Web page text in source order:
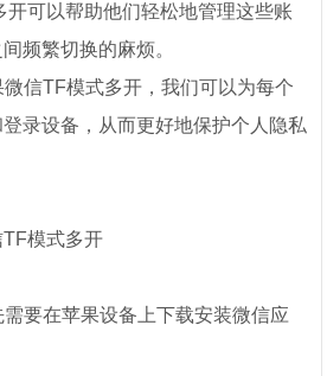
开可以帮助他们轻松地管理这些账
频繁切换的麻烦。
信TF模式多开，我们可以为每个
录设备，从而更好地保护个人隐私
模式多开
要在苹果设备上下载安装微信应